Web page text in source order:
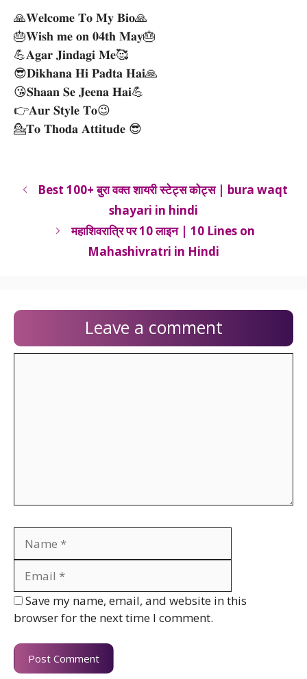
🙏𝐖𝐞𝐥𝐜𝐨𝐦𝐞 𝐓𝐨 𝐌𝐲 𝐁𝐢𝐨🙏
🎂𝐖𝐢𝐬𝐡 𝐦𝐞 𝐨𝐧 𝟎𝟒𝐭𝐡 𝐌𝐚𝐲🎂
💪𝐀𝐠𝐚𝐫 𝐉𝐢𝐧𝐝𝐚𝐠𝐢 𝐌𝐞🥰
😎𝐃𝐢𝐤𝐡𝐚𝐧𝐚 𝐇𝐢 𝐏𝐚𝐝𝐭𝐚 𝐇𝐚𝐢🙏
😘𝐒𝐡𝐚𝐚𝐧 𝐒𝐞 𝐉𝐞𝐞𝐧𝐚 𝐇𝐚𝐢💪
👉𝐀𝐮𝐫 𝐒𝐭𝐲𝐥𝐞 𝐓𝐨😉
💁𝐓𝐨 𝐓𝐡𝐨𝐝𝐚 𝐀𝐭𝐭𝐢𝐭𝐮𝐝𝐞 😎
Best 100+ बुरा वक्त शायरी स्टेट्स कोट्स | bura waqt
shayari in hindi
महाशिवरात्रि पर 10 लाइन | 10 Lines on
Mahashivratri in Hindi
Leave a comment
Save my name, email, and website in this
browser for the next time I comment.